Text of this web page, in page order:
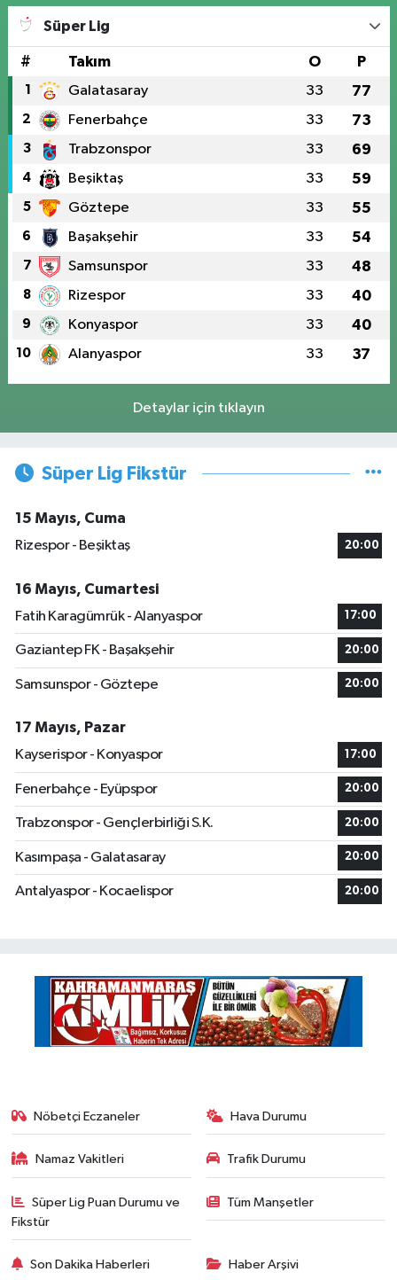
Süper Lig
# Takım O P
1 Galatasaray 33 77
2 Fenerbahçe 33 73
3 Trabzonspor 33 69
4 Beşiktaş 33 59
5 Göztepe 33 55
6 Başakşehir 33 54
7 Samsunspor 33 48
8 Rizespor 33 40
9 Konyaspor 33 40
10 Alanyaspor 33 37
Detaylar için tıklayın
Süper Lig Fikstür
15 Mayıs, Cuma
Rizespor - Beşiktaş
20:00
16 Mayıs, Cumartesi
Fatih Karagümrük - Alanyaspor
17:00
Gaziantep FK - Başakşehir 20:00
Samsunspor - Göztepe 20:00
17 Mayıs, Pazar
Kayserispor - Konyaspor
17:00
Fenerbahçe - Eyüpspor 20:00
Trabzonspor - Gençlerbirliği S.K. 20:00
Kasımpaşa - Galatasaray 20:00
Antalyaspor - Kocaelispor 20:00
Nöbetçi Eczaneler Hava Durumu
Namaz Vakitleri Trafik Durumu
Süper Lig Puan Durumu ve
Fikstür
Tüm Manşetler
Son Dakika Haberleri Haber Arşivi